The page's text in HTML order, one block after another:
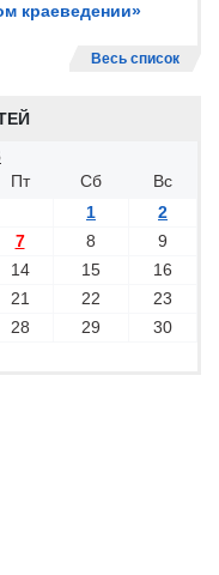
краеведении»
Весь список
Пт Сб
Вс
1
2
7 8
9
14 15
16
21 22
23
28 29
30